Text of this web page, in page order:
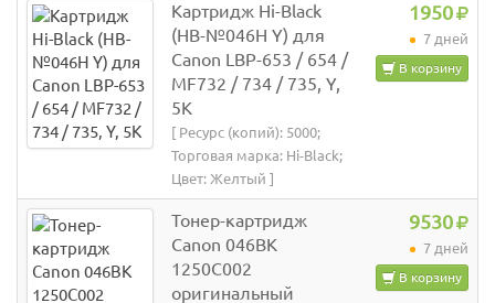
Картридж Hi-Black
(HB-№046H Y) для
Canon LBP-653 / 654 /
MF732 / 734 / 735, Y,
5K
[ Ресурс (копий): 5000;
Торговая марка: Hi-Black;
Цвет: Желтый ]
1950
7 дней
В корзину
Тонер-картридж
Canon 046BK
1250C002
оригинальный
9530
7 дней
В корзину